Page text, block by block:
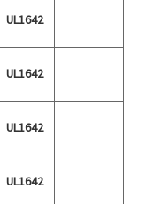
UL1642
UL1642
UL1642
UL1642